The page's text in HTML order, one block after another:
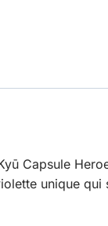
Capsule
unique